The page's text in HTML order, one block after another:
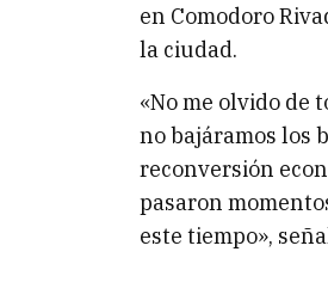
en Comodoro
la ciudad.
«No me olvido de
no bajáramos los
reconversión
pasaron
este tiempo»,